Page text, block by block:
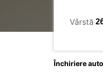
Vârstă
Închiriere auto